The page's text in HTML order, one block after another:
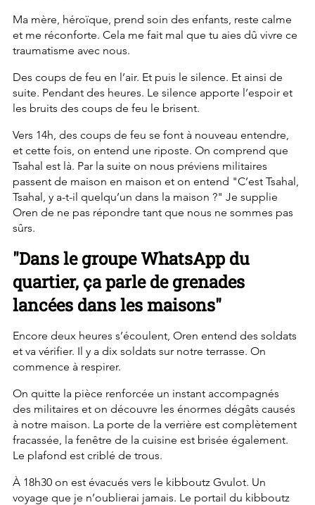
Ma mère, héroïque, prend soin des enfants, reste calme
et me réconforte. Cela me fait mal que tu aies dû vivre ce
traumatisme avec nous.
Des coups de feu en l’air. Et puis le silence. Et ainsi de
suite. Pendant des heures. Le silence apporte l’espoir et
les bruits des coups de feu le brisent.
Vers 14h, des coups de feu se font à nouveau entendre,
et cette fois, on entend une riposte. On comprend que
Tsahal est là. Par la suite on nous préviens militaires
passent de maison en maison et on entend "C’est Tsahal,
Tsahal, y a-t-il quelqu’un dans la maison ?" Je supplie
Oren de ne pas répondre tant que nous ne sommes pas
sûrs.
"Dans le groupe WhatsApp du
quartier, ça parle de grenades
lancées dans les maisons"
Encore deux heures s’écoulent, Oren entend des soldats
et va vérifier. Il y a dix soldats sur notre terrasse. On
commence à respirer.
On quitte la pièce renforcée un instant accompagnés
des militaires et on découvre les énormes dégâts causés
à notre maison. La porte de la verrière est complètement
fracassée, la fenêtre de la cuisine est brisée également.
Le plafond est criblé de trous.
À 18h30 on est évacués vers le kibboutz Gvulot. Un
voyage que je n’oublierai jamais. Le portail du kibboutz